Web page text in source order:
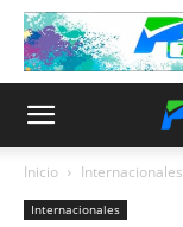
Inicio Internacionales
Internacionales